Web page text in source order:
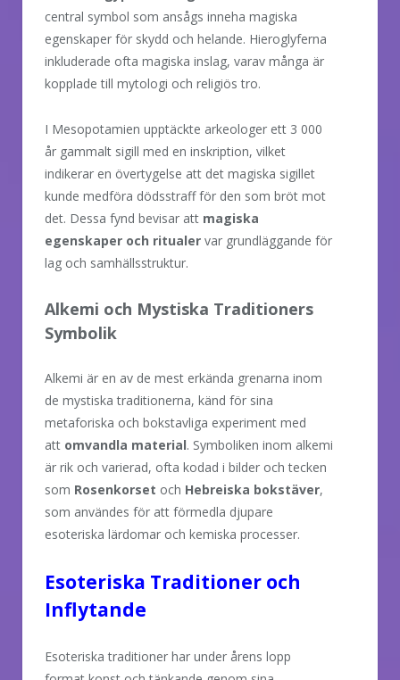
central symbol som ansågs inneha magiska
egenskaper för skydd och helande. Hieroglyferna
inkluderade ofta magiska inslag, varav många är
kopplade till mytologi och religiös tro.
I Mesopotamien upptäckte arkeologer ett 3 000
år gammalt sigill med en inskription, vilket
indikerar en övertygelse att det magiska sigillet
kunde medföra dödsstraff för den som bröt mot
det. Dessa fynd bevisar att magiska
egenskaper och ritualer var grundläggande för
lag och samhällsstruktur.
Alkemi och Mystiska Traditioners
Symbolik
Alkemi är en av de mest erkända grenarna inom
de mystiska traditionerna, känd för sina
metaforiska och bokstavliga experiment med
att omvandla material. Symboliken inom alkemi
är rik och varierad, ofta kodad i bilder och tecken
som Rosenkorset och Hebreiska bokstäver,
som användes för att förmedla djupare
esoteriska lärdomar och kemiska processer.
Esoteriska Traditioner och
Inflytande
Esoteriska traditioner har under årens lopp